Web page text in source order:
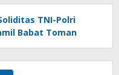
TNI-Polri
Babat Toman